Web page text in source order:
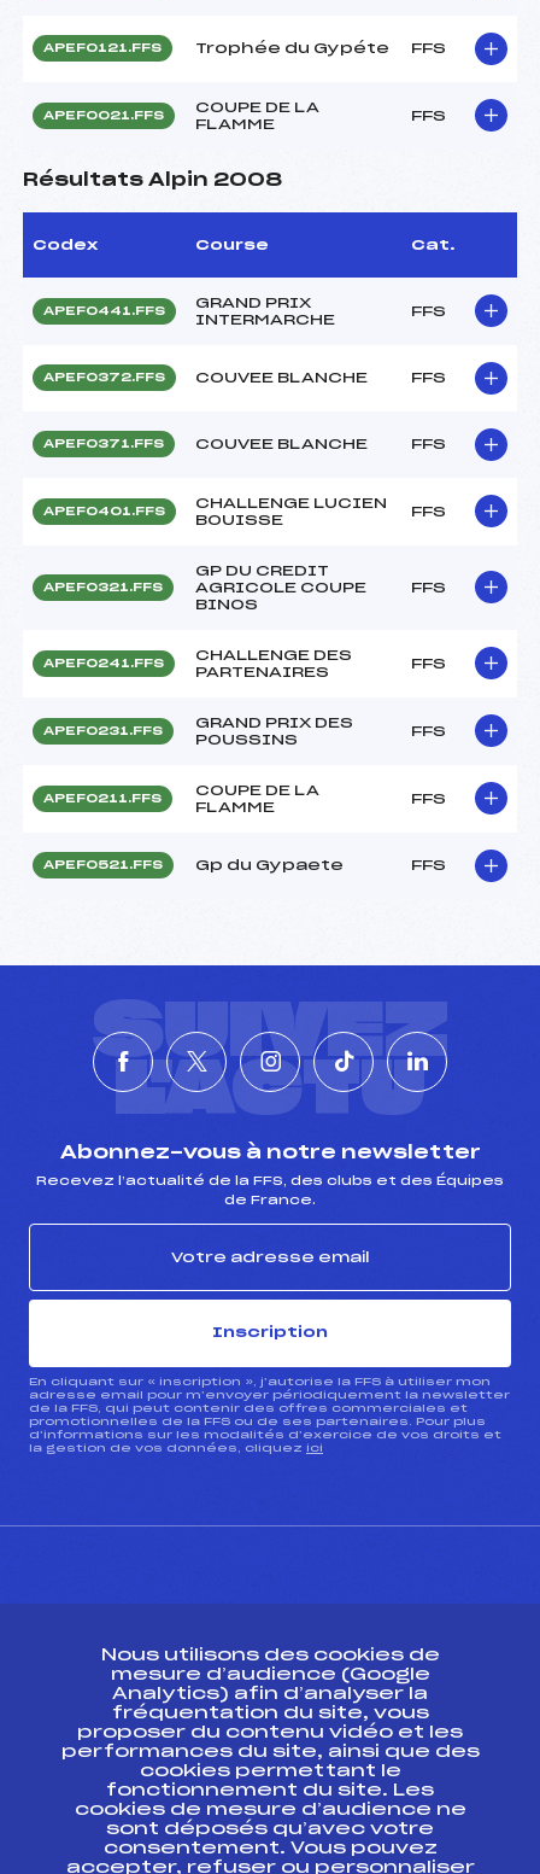
APEF0121.FFS Trophée du Gypéte FFS
APEF0021.FFS
COUPE DE LA
FLAMME
FFS
Résultats Alpin 2008
Codex Course Cat.
APEF0441.FFS
GRAND PRIX
INTERMARCHE
FFS
APEF0372.FFS COUVEE BLANCHE FFS
APEF0371.FFS COUVEE BLANCHE FFS
APEF0401.FFS
CHALLENGE LUCIEN
BOUISSE
FFS
APEF0321.FFS
GP DU CREDIT
AGRICOLE COUPE
BINOS
FFS
APEF0241.FFS
CHALLENGE DES
PARTENAIRES
FFS
APEF0231.FFS
GRAND PRIX DES
POUSSINS
FFS
APEF0211.FFS
COUPE DE LA
FLAMME
FFS
APEF0521.FFS Gp du Gypaete FFS
SUIVEZ
L'ACTU
Abonnez-vous à notre newsletter
Recevez l’actualité de la FFS, des clubs et des Équipes
de France.
Inscription
En cliquant sur « inscription », j’autorise la FFS à utiliser mon
adresse email pour m’envoyer périodiquement la newsletter
de la FFS, qui peut contenir des offres commerciales et
promotionnelles de la FFS ou de ses partenaires. Pour plus
d’informations sur les modalités d’exercice de vos droits et
la gestion de vos données, cliquez ici
ESPACE PRESSE
Ressources
Pass’Neige
Projet sportif fédéral
Projet de performance fédéral
Antidopage
Pôle Développement, Formation, Suivi
Nous utilisons des cookies de
mesure d’audience (Google
Analytics) afin d’analyser la
fréquentation du site, vous
proposer du contenu vidéo et les
performances du site, ainsi que des
cookies permettant le
fonctionnement du site. Les
cookies de mesure d’audience ne
sont déposés qu’avec votre
consentement. Vous pouvez
accepter, refuser ou personnaliser